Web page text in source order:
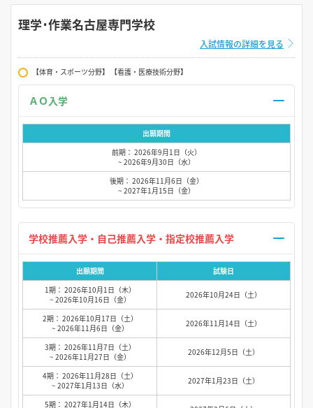
理学･作業名古屋専門学校
入試情報の詳細を見る
【体育・スポーツ分野】 【看護・医療技術分野】
出願期間
前期： 2026年9月1日（火）
~ 2026年9月30日（水）
後期： 2026年11月6日（金）
~ 2027年1月15日（金）
出願期間
試験日
1期： 2026年10月1日（木）
~ 2026年10月16日（金）
2026年10月24日（土）
2期： 2026年10月17日（土）
~ 2026年11月6日（金）
2026年11月14日（土）
3期： 2026年11月7日（土）
~ 2026年11月27日（金）
2026年12月5日（土）
4期： 2026年11月28日（土）
~ 2027年1月13日（水）
2027年1月23日（土）
5期： 2027年1月14日（木）